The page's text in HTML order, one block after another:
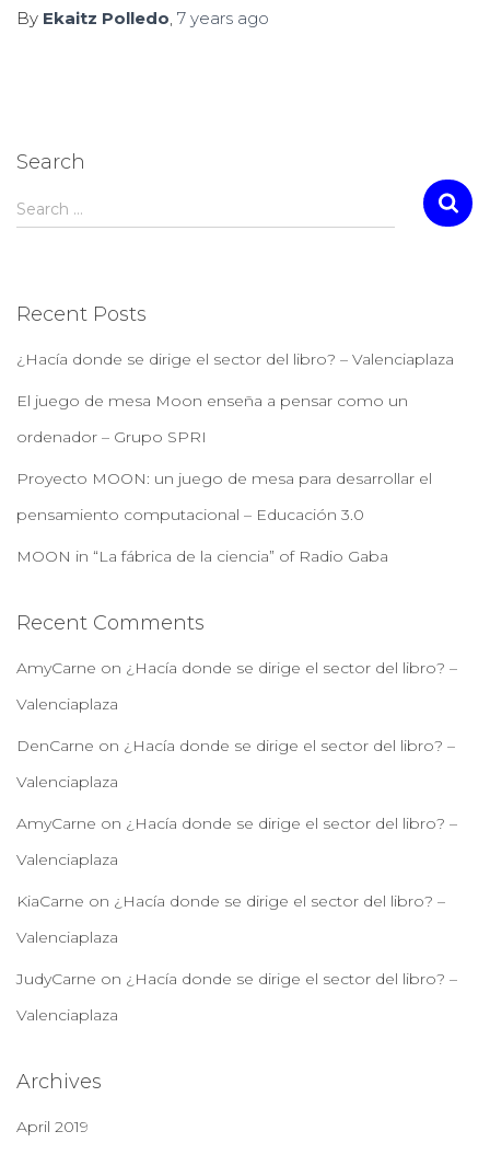
By Ekaitz Polledo, 7 years ago
Search
Search …
Recent Posts
¿Hacía donde se dirige el sector del libro? – Valenciaplaza
El juego de mesa Moon enseña a pensar como un
ordenador – Grupo SPRI
Proyecto MOON: un juego de mesa para desarrollar el
pensamiento computacional – Educación 3.0
MOON in “La fábrica de la ciencia” of Radio Gaba
Recent Comments
AmyCarne on ¿Hacía donde se dirige el sector del libro? –
Valenciaplaza
DenCarne on ¿Hacía donde se dirige el sector del libro? –
Valenciaplaza
AmyCarne on ¿Hacía donde se dirige el sector del libro? –
Valenciaplaza
KiaCarne on ¿Hacía donde se dirige el sector del libro? –
Valenciaplaza
JudyCarne on ¿Hacía donde se dirige el sector del libro? –
Valenciaplaza
Archives
April 2019